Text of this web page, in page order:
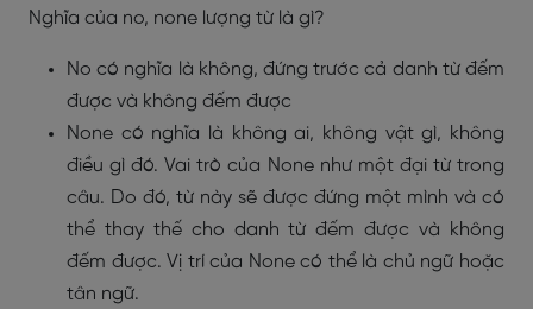
Nghĩa của no, none lượng từ là gì?
No có nghĩa là không, đứng trước cả danh từ đếm
được và không đếm được
None có nghĩa là không ai, không vật gì, không
điều gì đó. Vai trò của None như một đại từ trong
câu. Do đó, từ này sẽ được đứng một mình và có
thể thay thế cho danh từ đếm được và không
đếm được. Vị trí của None có thể là chủ ngữ hoặc
tân ngữ.